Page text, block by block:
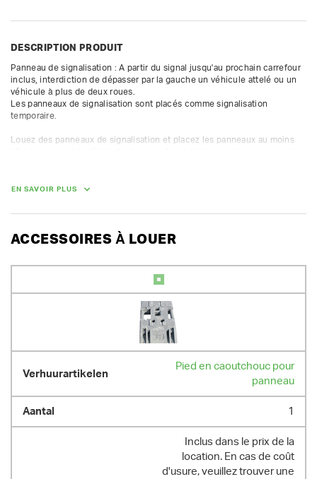
DESCRIPTION PRODUIT
Panneau de signalisation : A partir du signal jusqu'au prochain carrefour
inclus, interdiction de dépasser par la gauche un véhicule attelé ou un
véhicule à plus de deux roues.
Les panneaux de signalisation sont placés comme signalisation
temporaire.
Louez des panneaux de signalisation et placez les panneaux au moins
l'avance et peut être introduite en ligne.
En cas de location d'un lot de 10 panneaux de signalisation ou de 5
Nous vous composons volontiers un lot sur mesure.
POIDS
EN SAVOIR PLUS
ACCESSOIRES À LOUER
Pied en caoutchouc pour
panneau
1
Inclus dans le prix de la
location. En cas de coût
d'usure, veuillez trouver une